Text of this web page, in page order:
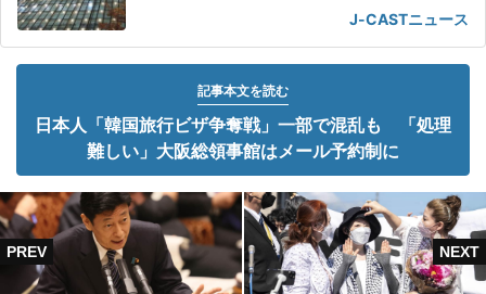
J-CASTニュース
記事本文を読む
日本人「韓国旅行ビザ争奪戦」一部で混乱も 「処理
難しい」大阪総領事館はメール予約制に